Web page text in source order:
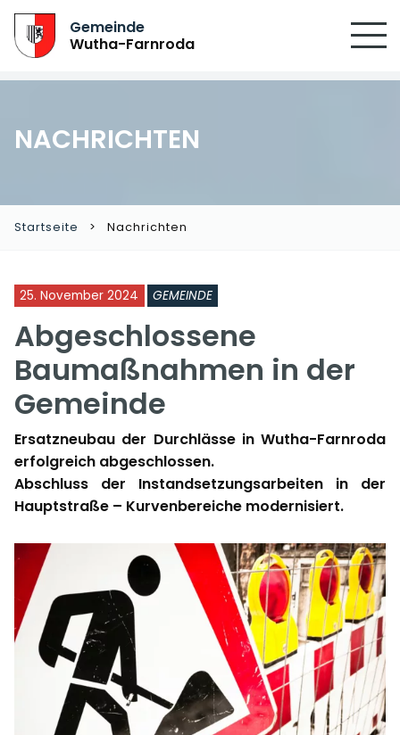
Gemeinde
Wutha-Farnroda
NACHRICHTEN
Startseite Nachrichten
25. November 2024 GEMEINDE
Abgeschlossene
Baumaßnahmen in der
Gemeinde
Ersatzneubau der Durchlässe in Wutha-Farnroda
erfolgreich abgeschlossen.
Abschluss der Instandsetzungsarbeiten in der
Hauptstraße – Kurvenbereiche modernisiert.